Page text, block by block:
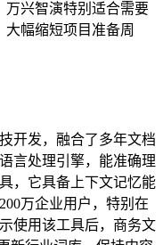
万兴智演特别适合需要
幅缩短项目准备周
开发，融合了多年文档
言处理引擎，能准确理
，它具备上下文记忆能
万企业用户，特别在
使用该工具后，商务文